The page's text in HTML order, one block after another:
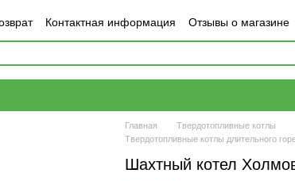
Контактная информация Отзывы о магазине
Главная
Твердотопливные котлы
Твердотопливные котлы длительного
Шахтный котел